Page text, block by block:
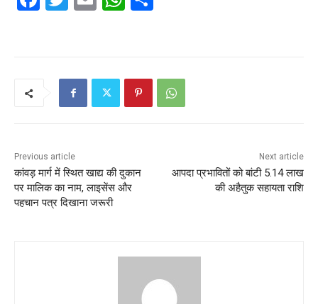
k
A
p
Previous article
कांवड़ मार्ग में स्थित खाद्य की दुकान
पर मालिक का नाम, लाइसेंस और
पहचान पत्र दिखाना जरूरी
Next article
आपदा प्रभावितों को बांटी 5.14 लाख
की अहैतुक सहायता राशि